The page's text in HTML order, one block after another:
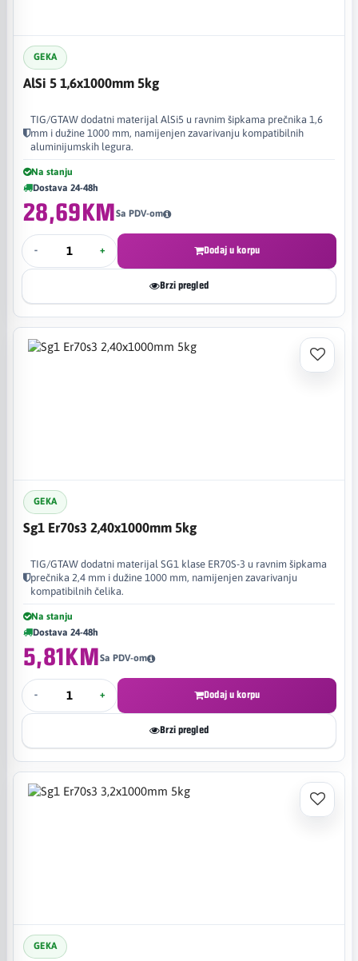
GEKA
AlSi 5 1,6x1000mm 5kg
TIG/GTAW dodatni materijal AlSi5 u ravnim šipkama prečnika 1,6
mm i dužine 1000 mm, namijenjen zavarivanju kompatibilnih
aluminijumskih legura.
Na stanju
Dostava 24-48h
28,69KMSa PDV-om
- + Dodaj u korpu
Brzi pregled
GEKA
Sg1 Er70s3 2,40x1000mm 5kg
TIG/GTAW dodatni materijal SG1 klase ER70S-3 u ravnim šipkama
prečnika 2,4 mm i dužine 1000 mm, namijenjen zavarivanju
kompatibilnih čelika.
Na stanju
Dostava 24-48h
5,81KMSa PDV-om
- + Dodaj u korpu
Brzi pregled
GEKA